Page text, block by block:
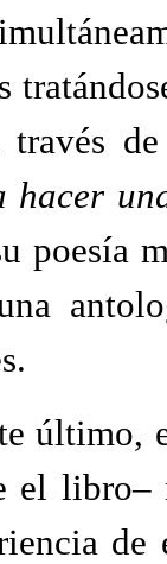
hacer
poesía
último,
el